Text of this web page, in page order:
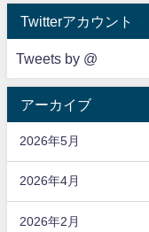
Twitterアカウント
Tweets by @
アーカイブ
2026年5月
2026年4月
2026年2月